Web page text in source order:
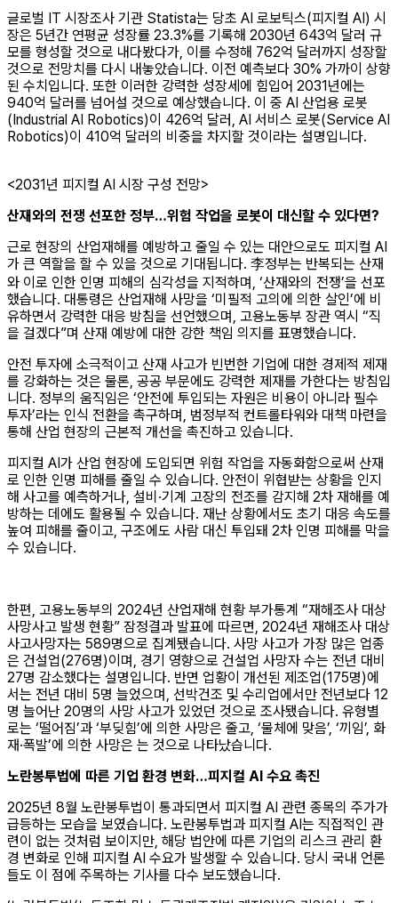
글로벌 IT 시장조사 기관 Statista는 당초 AI 로보틱스(피지컬 AI) 시
장은 5년간 연평균 성장률 23.3%를 기록해 2030년 643억 달러 규
모를 형성할 것으로 내다봤다가, 이를 수정해 762억 달러까지 성장할
것으로 전망치를 다시 내놓았습니다. 이전 예측보다 30% 가까이 상향
된 수치입니다. 또한 이러한 강력한 성장세에 힘입어 2031년에는
940억 달러를 넘어설 것으로 예상했습니다. 이 중 AI 산업용 로봇
(Industrial AI Robotics)이 426억 달러, AI 서비스 로봇(Service AI
Robotics)이 410억 달러의 비중을 차지할 것이라는 설명입니다.
<2031년 피지컬 AI 시장 구성 전망>
산재와의 전쟁 선포한 정부…위험 작업을 로봇이 대신할 수 있다면?
근로 현장의 산업재해를 예방하고 줄일 수 있는 대안으로도 피지컬 AI
가 큰 역할을 할 수 있을 것으로 기대됩니다. 李정부는 반복되는 산재
와 이로 인한 인명 피해의 심각성을 지적하며, ‘산재와의 전쟁’을 선포
했습니다. 대통령은 산업재해 사망을 ‘미필적 고의에 의한 살인’에 비
유하면서 강력한 대응 방침을 선언했으며, 고용노동부 장관 역시 “직
을 걸겠다”며 산재 예방에 대한 강한 책임 의지를 표명했습니다.
안전 투자에 소극적이고 산재 사고가 빈번한 기업에 대한 경제적 제재
를 강화하는 것은 물론, 공공 부문에도 강력한 제재를 가한다는 방침입
니다. 정부의 움직임은 ‘안전에 투입되는 자원은 비용이 아니라 필수
투자’라는 인식 전환을 촉구하며, 범정부적 컨트롤타워와 대책 마련을
통해 산업 현장의 근본적 개선을 촉진하고 있습니다.
피지컬 AI가 산업 현장에 도입되면 위험 작업을 자동화함으로써 산재
로 인한 인명 피해를 줄일 수 있습니다. 안전이 위협받는 상황을 인지
해 사고를 예측하거나, 설비·기계 고장의 전조를 감지해 2차 재해를 예
방하는 데에도 활용될 수 있습니다. 재난 상황에서도 초기 대응 속도를
높여 피해를 줄이고, 구조에도 사람 대신 투입돼 2차 인명 피해를 막을
수 있습니다.
한편, 고용노동부의 2024년 산업재해 현황 부가통계 “재해조사 대상
사망사고 발생 현황” 잠정결과 발표에 따르면, 2024년 재해조사 대상
사고사망자는 589명으로 집계됐습니다. 사망 사고가 가장 많은 업종
은 건설업(276명)이며, 경기 영향으로 건설업 사망자 수는 전년 대비
27명 감소했다는 설명입니다. 반면 업황이 개선된 제조업(175명)에
서는 전년 대비 5명 늘었으며, 선박건조 및 수리업에서만 전년보다 12
명 늘어난 20명의 사망 사고가 있었던 것으로 조사됐습니다. 유형별
로는 ‘떨어짐’과 ‘부딪힘’에 의한 사망은 줄고, ‘물체에 맞음’, ‘끼임’, 화
재·폭발’에 의한 사망은 는 것으로 나타났습니다.
노란봉투법에 따른 기업 환경 변화…피지컬 AI 수요 촉진
2025년 8월 노란봉투법이 통과되면서 피지컬 AI 관련 종목의 주가가
급등하는 모습을 보였습니다. 노란봉투법과 피지컬 AI는 직접적인 관
련이 없는 것처럼 보이지만, 해당 법안에 따른 기업의 리스크 관리 환
경 변화로 인해 피지컬 AI 수요가 발생할 수 있습니다. 당시 국내 언론
들도 이 점에 주목하는 기사를 다수 보도했습니다.